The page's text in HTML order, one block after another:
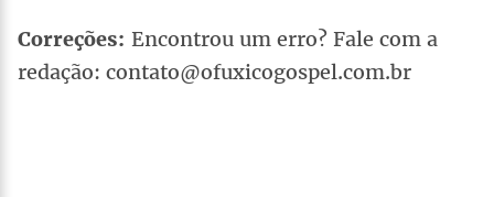
Correções: Encontrou um erro? Fale com a
redação: contato@ofuxicogospel.com.br